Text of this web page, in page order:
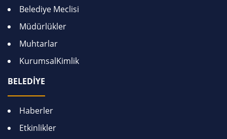
Belediye Meclisi
Müdürlükler
Muhtarlar
KurumsalKimlik
BELEDİYE
Haberler
Etkinlikler